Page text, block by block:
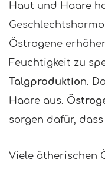
Haut und Haare
Östrogene
Feuchtigkeit zu
Talgproduktion.
Haare aus.
sorgen dafür,
Viele ätherischen